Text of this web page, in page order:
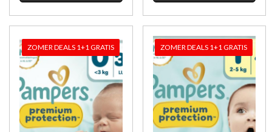
ZOMER DEALS 1+1 GRATIS ZOMER DEALS 1+1 GRATIS